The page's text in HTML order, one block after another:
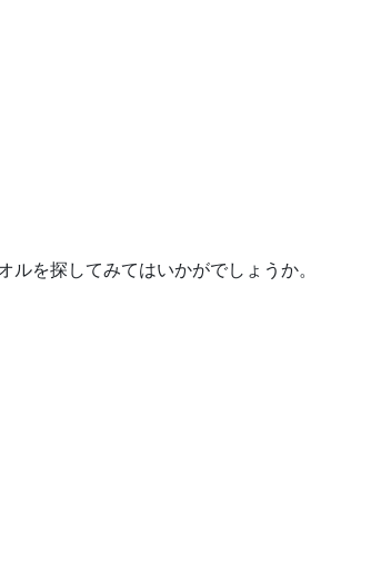
を探してみてはいかがでしょうか。